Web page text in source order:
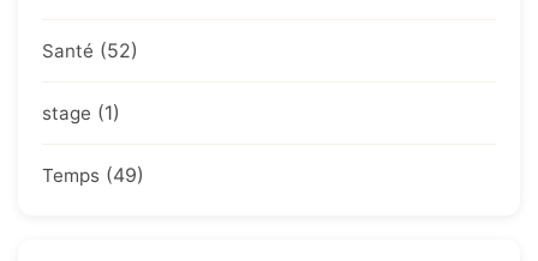
Santé (52)
stage (1)
Temps (49)